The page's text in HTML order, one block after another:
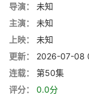
导演：
未知
主演：
未知
上映：
未知
更新：
2026-07-08
连载：
第50集
评分：
0.0分